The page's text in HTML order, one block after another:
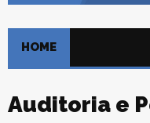
HOME
Auditoria e